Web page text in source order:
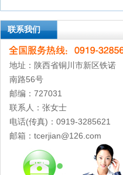
联系我们
地址：陕西省铜川市新区铁诺
南路56号
邮编：727031
联系人：张女士
电话(传真)：0919-3285621
邮箱：tcerjian@126.com